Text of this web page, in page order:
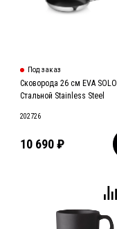
Под заказ
Сковорода 26 см EVA SOLO
Стальной Stainless Steel
202726
10 690₽